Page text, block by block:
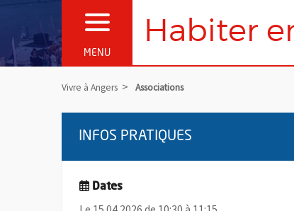
MENU
OUVRIR LE MENU Habiter
Vivre à Angers Associations
INFOS PRATIQUES
Dates